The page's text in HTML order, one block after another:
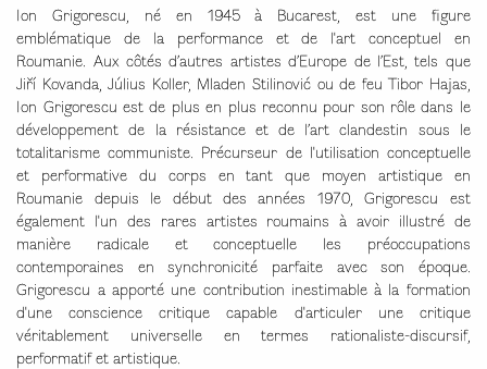
Ion Grigorescu, né en 1945 à Bucarest, est une figure
emblématique de la performance et de l'art conceptuel en
Roumanie. Aux côtés d’autres artistes d’Europe de l’Est, tels que
Jiří Kovanda, Július Koller, Mladen Stilinović ou de feu Tibor Hajas,
Ion Grigorescu est de plus en plus reconnu pour son rôle dans le
développement de la résistance et de l’art clandestin sous le
totalitarisme communiste. Précurseur de l'utilisation conceptuelle
et performative du corps en tant que moyen artistique en
Roumanie depuis le début des années 1970, Grigorescu est
également l'un des rares artistes roumains à avoir illustré de
manière radicale et conceptuelle les préoccupations
contemporaines en synchronicité parfaite avec son époque.
Grigorescu a apporté une contribution inestimable à la formation
d'une conscience critique capable d'articuler une critique
véritablement universelle en termes rationaliste-discursif,
performatif et artistique.